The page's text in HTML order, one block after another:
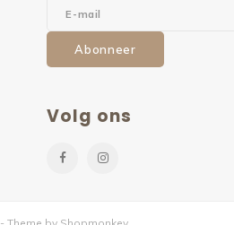
Abonneer
Volg ons